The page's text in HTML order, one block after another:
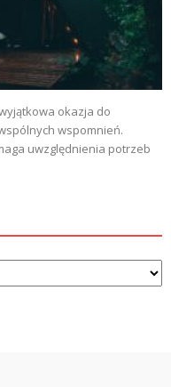
okazja do
wspomnień.
uwzględnienia potrzeb